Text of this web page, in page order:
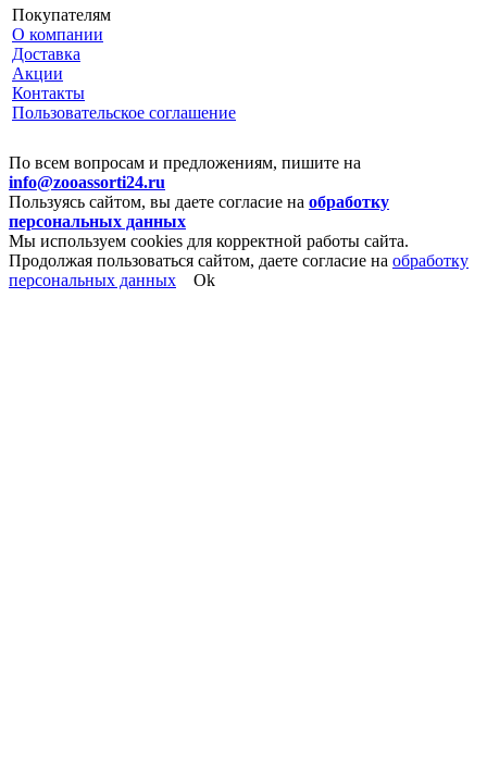
Покупателям
О компании
Доставка
Акции
Контакты
Пользовательское соглашение
По всем вопросам и предложениям, пишите на
info@zooassorti24.ru
Пользуясь сайтом, вы даете согласие на обработку
персональных данных
Мы используем cookies для корректной работы сайта.
Продолжая пользоваться сайтом, даете согласие на обработку
персональных данных
Ok